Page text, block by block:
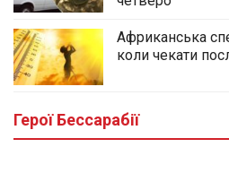
Африканська
коли чекати
Герої Бессарабії
У центральному сквері
облаштовують Алею
Героїв громади
03.08.2026